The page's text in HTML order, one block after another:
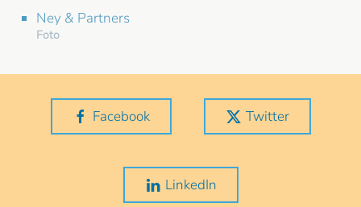
Ney & Partners
Foto
Facebook Twitter
LinkedIn